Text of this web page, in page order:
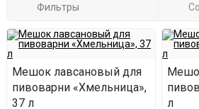
Фильтры
Мешок лавсановый для
пивоварни «Хмельница»,
37 л
л